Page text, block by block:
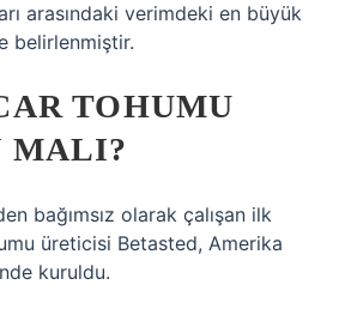
arasındaki verimdeki en büyük
belirlenmiştir.
TOHUMU
MALI?
bağımsız olarak çalışan ilk
üreticisi Betasted, Amerika
kuruldu.